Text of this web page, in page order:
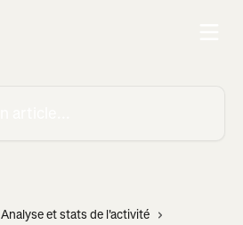
Analyse et stats de l'activité